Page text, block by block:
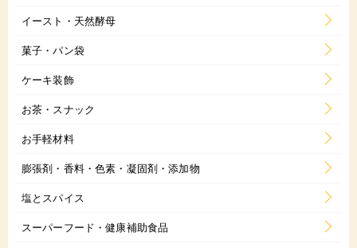
イースト・天然酵母
菓子・パン袋
ケーキ装飾
お茶・スナック
お手軽材料
膨張剤・香料・色素・凝固剤・添加物
塩とスパイス
スーパーフード・健康補助食品